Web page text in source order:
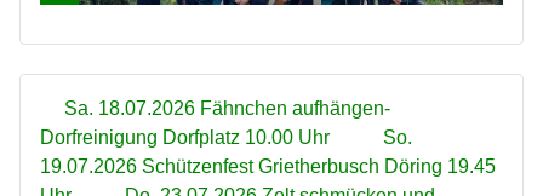
Sa. 18.07.2026 Fähnchen aufhängen-
Dorfreinigung Dorfplatz 10.00 Uhr So.
19.07.2026 Schützenfest Grietherbusch Döring 19.45